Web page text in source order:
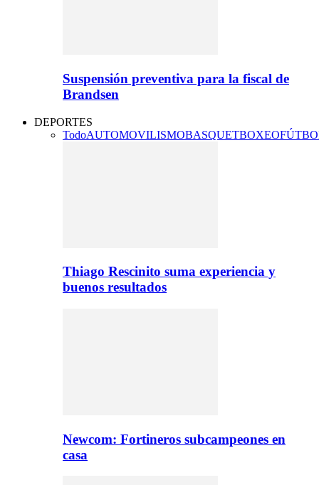
Suspensión preventiva para la fiscal de
Brandsen
DEPORTES
TodoAUTOMOVILISMOBASQUETBOXEO
Thiago Rescinito suma experiencia y
buenos resultados
Newcom: Fortineros subcampeones en
casa